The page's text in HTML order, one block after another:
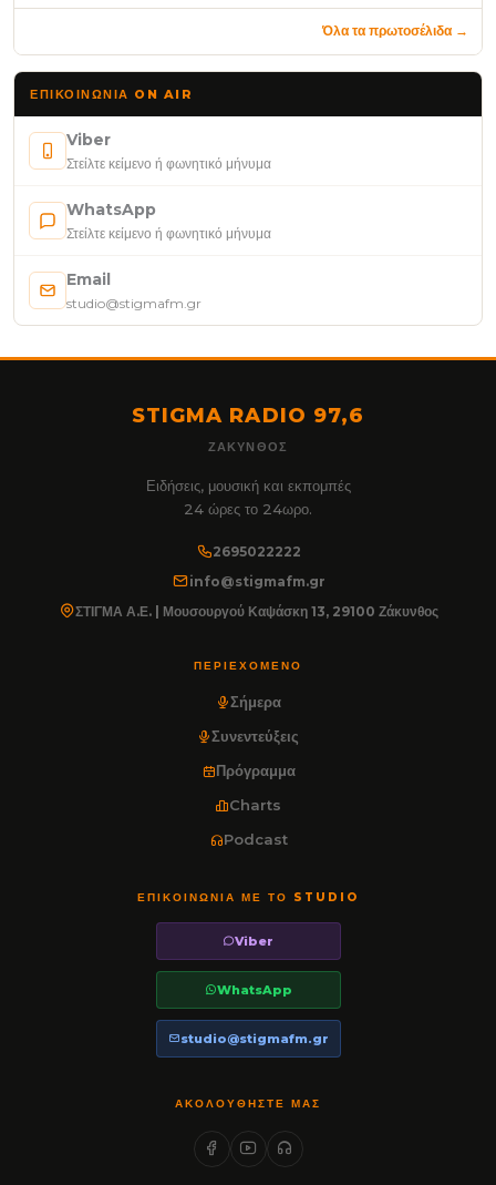
Όλα τα πρωτοσέλιδα →
ΕΠΙΚΟΙΝΩΝΊΑ ON AIR
Viber
Στείλτε κείμενο ή φωνητικό μήνυμα
WhatsApp
Στείλτε κείμενο ή φωνητικό μήνυμα
Email
studio@stigmafm.gr
STIGMA RADIO 97,6
ΖΆΚΥΝΘΟΣ
Ειδήσεις, μουσική και εκπομπές
24 ώρες το 24ωρο.
2695022222
info@stigmafm.gr
ΣΤΙΓΜΑ Α.Ε. | Μουσουργού Καψάσκη 13, 29100 Ζάκυνθος
ΠΕΡΙΕΧΌΜΕΝΟ
Σήμερα
Συνεντεύξεις
Πρόγραμμα
Charts
Podcast
ΕΠΙΚΟΙΝΩΝΊΑ ΜΕ ΤΟ STUDIO
Viber
WhatsApp
studio@stigmafm.gr
ΑΚΟΛΟΥΘΉΣΤΕ ΜΑΣ